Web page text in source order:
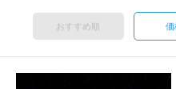
おすすめ順 価